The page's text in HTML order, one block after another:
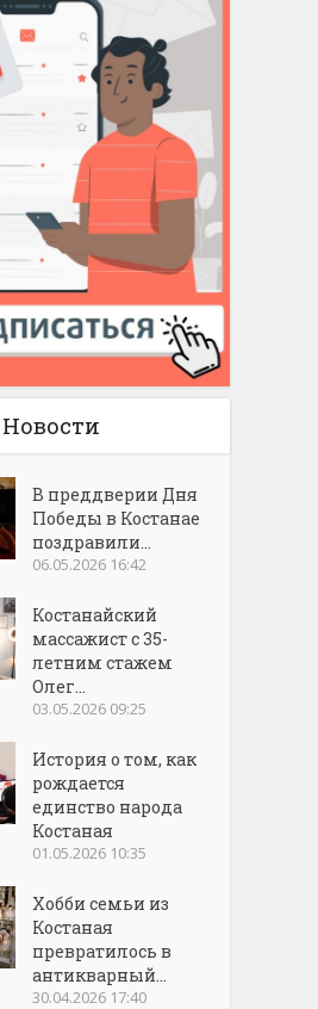
Новости
В преддверии Дня
Победы в Костанае
поздравили...
06.05.2026 16:42
Костанайский
массажист с 35-
летним стажем
Олег...
03.05.2026 09:25
История о том, как
рождается
единство народа
Костаная
01.05.2026 10:35
Хобби семьи из
Костаная
превратилось в
антикварный...
30.04.2026 17:40